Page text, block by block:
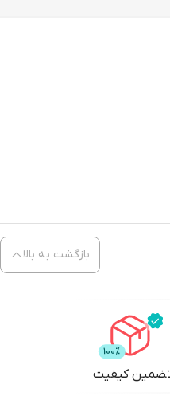
بازگشت به بالا
کیفیت